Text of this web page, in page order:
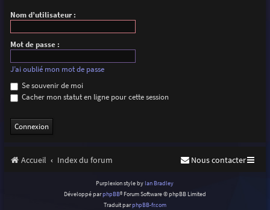
Nom d’utilisateur :
Mot de passe :
J’ai oublié mon mot de passe
Se souvenir de moi
Cacher mon statut en ligne pour cette session
Accueil Index du forum Nous contacter
Purplexion style by Ian Bradley
Développé parphpBB® Forum Software © phpBB Limited
Traduit parphpBB-fr.com